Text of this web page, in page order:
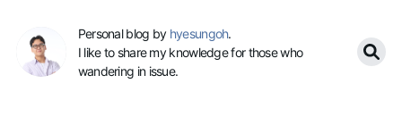
Personal blog by hyesungoh.
I like to share my knowledge for those who
wandering in issue.